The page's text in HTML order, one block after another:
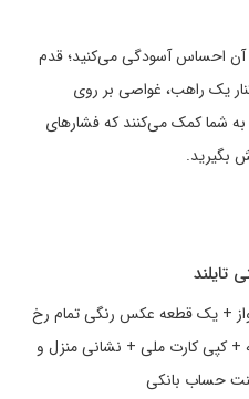
در آن احساس آسودگی می‌کنید؛ قدم
یک راهب، غواصی بر روی
شما کمک می‌کنند که فشارهای
بگیرید.
تایلند
از تاریخ پرواز + یک قطعه عکس رنگی تمام رخ
+ کپی کارت ملی + نشانی منزل و
حساب بانکی